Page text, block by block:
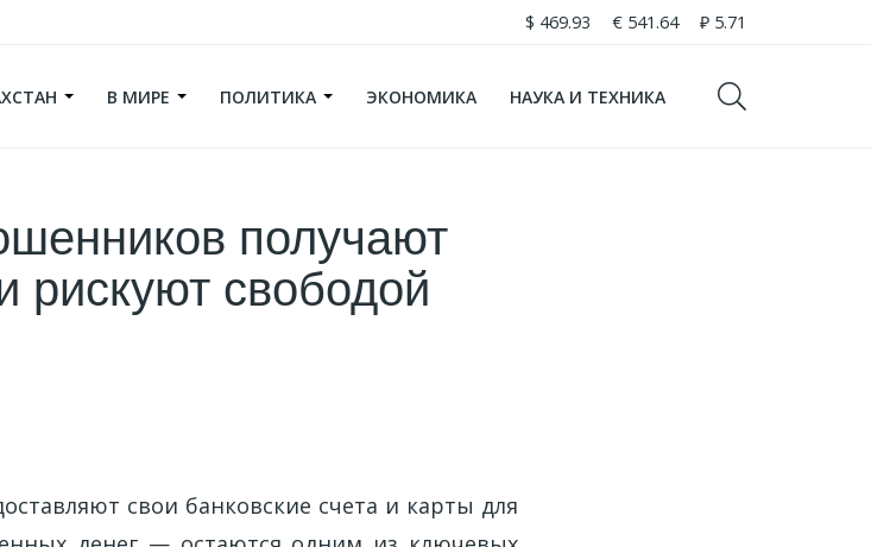
$ 469.93 € 541.64 ₽ 5.71
В МИРЕ ПОЛИТИКА ЭКОНОМИКА НАУКА И ТЕХНИКА
получают
рискуют свободой
свои банковские счета и карты для